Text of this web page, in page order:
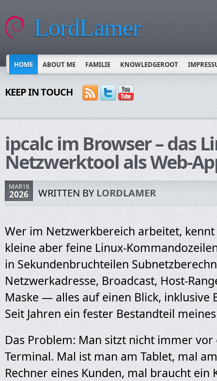
LordLamer
HOME ABOUT ME FAMILIE KNOWLEDGEROOT
KEEP IN TOUCH
ipcalc im Browser – das
Netzwerktool als Web-
MAR18
2026 WRITTEN BYLORDLAMER
Wer im Netzwerkbereich arbeitet, kennt
kleine aber feine Linux-
in Sekundenbruchteilen
Netzwerkadresse, Broadcast, Host-
Maske — alles auf einen Blick, inklusive
Seit Jahren ein fester Bestandteil
Das Problem: Man sitzt nicht immer vor
Terminal. Mal ist man am Tablet, mal
Rechner eines Kunden, mal braucht ein